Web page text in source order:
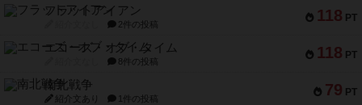
118 PT
フラットアイアン
2件の投稿
118 PT
エコーズ・オブ・タイム
8件の投稿
79 PT
南北戦争
紹介文あり 1件の投稿